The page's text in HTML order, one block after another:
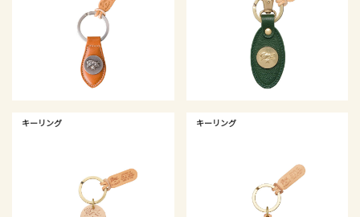
キーリング キーリング